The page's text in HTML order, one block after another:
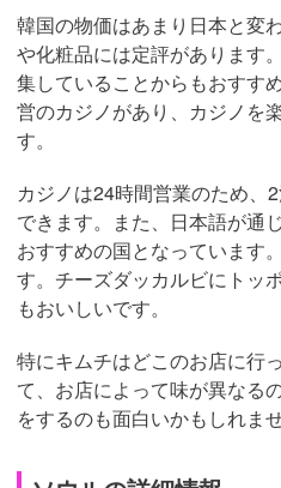
韓国の物価はあまり日本と変
や化粧品には定評があります
集していることからもおすす
営のカジノがあり、カジノを
す。
カジノは24時間営業のため、
できます。また、日本語が通
おすすめの国となっています
す。チーズダッカルビにトッ
もおいしいです。
特にキムチはどこのお店に行
て、お店によって味が異なる
をするのも面白いかもしれませ